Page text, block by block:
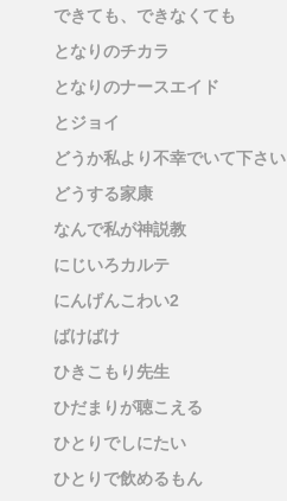
できても、できなくても
となりのチカラ
となりのナースエイド
とジョイ
どうか私より不幸でいて下さい
どうする家康
なんで私が神説教
にじいろカルテ
にんげんこわい2
ばけばけ
ひきこもり先生
ひだまりが聴こえる
ひとりでしにたい
ひとりで飲めるもん